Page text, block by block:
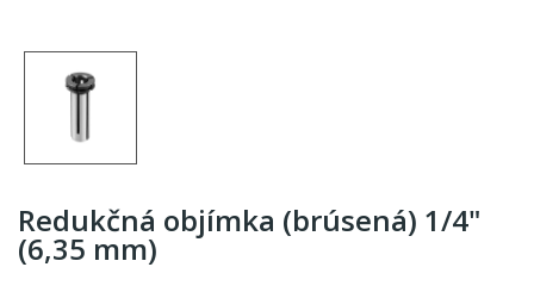
Redukčná objímka (brúsená) 1/4"
(6,35 mm)